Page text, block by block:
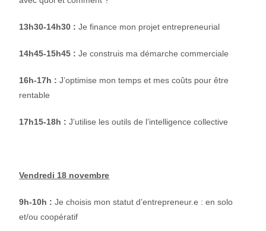
13h30-14h30 :Je finance mon projet entrepreneurial
14h45-15h45 :Je construis ma démarche commerciale
16h-17h :J’optimise mon temps et mes coûts pour être
rentable
17h15-18h :J’utilise les outils de l’intelligence collective
Vendredi 18 novembre
9h-10h :Je choisis mon statut d’entrepreneur.e : en solo
et/ou coopératif